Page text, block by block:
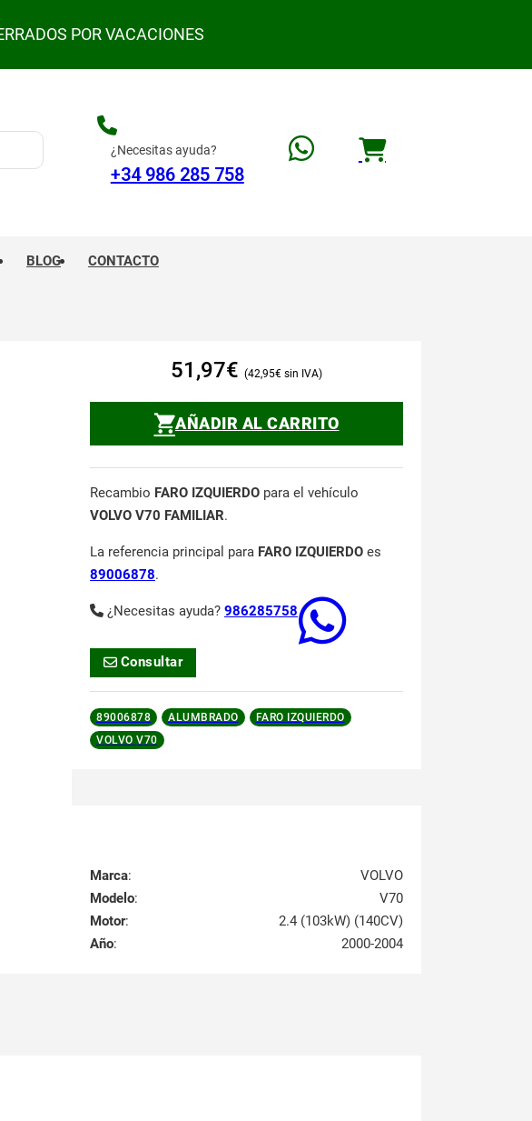
POR VACACIONES
¿Necesitas ayuda?
+34 986 285 758
BLOG CONTACTO
51,97€ 42,95€
AÑADIR AL CARRITO
Recambio FARO IZQUIERDO para el vehículo
VOLVO V70 FAMILIAR.
La referencia principal para FARO IZQUIERDO es
89006878.
¿Necesitas ayuda? 986285758
Consultar
89006878 ALUMBRADO
FARO IZQUIERDO
VOLVO V70
Marca:
VOLVO
Modelo:
V70
Motor:
2.4 (103kW) (140CV)
Año: 2000-2004